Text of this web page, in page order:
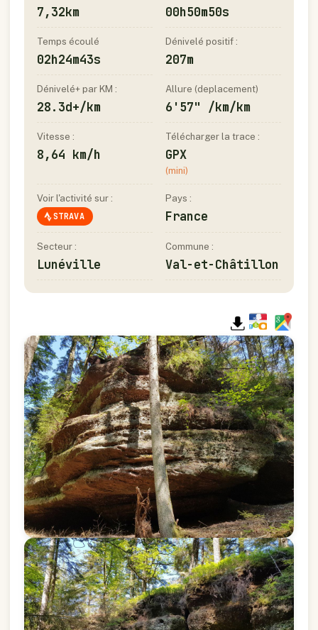
7,32km 00h50m50s
Temps écoulé
02h24m43s
Dénivelé positif :
207m
Dénivelé+ par KM :
28.3d+/km
Allure (deplacement)
6'57" /km/km
Vitesse :
8,64 km/h
Télécharger la trace :
GPX
(mini)
Voir l'activité sur :
STRAVA
Pays :
France
Secteur :
Lunéville
Commune :
Val-et-Châtillon